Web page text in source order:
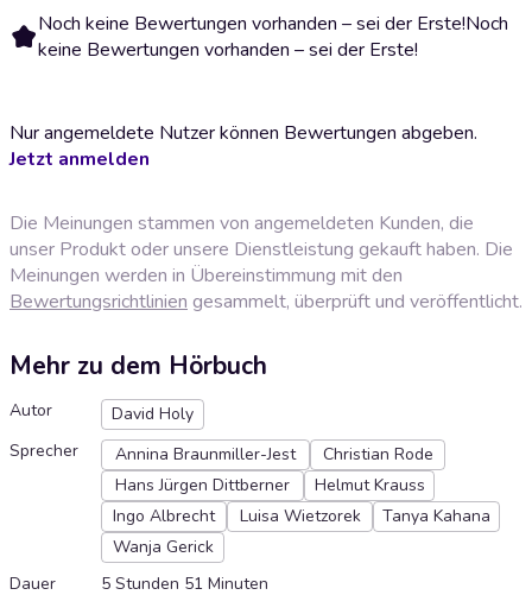
Noch keine Bewertungen vorhanden – sei der Erste!Noch
keine Bewertungen vorhanden – sei der Erste!
Nur angemeldete Nutzer können Bewertungen abgeben.
Jetzt anmelden
Die Meinungen stammen von angemeldeten Kunden, die
unser Produkt oder unsere Dienstleistung gekauft haben. Die
Meinungen werden in Übereinstimmung mit den
Bewertungsrichtlinien gesammelt, überprüft und veröffentlicht.
Mehr zu dem Hörbuch
Autor
David Holy
Sprecher
Annina Braunmiller-Jest
Christian Rode
Hans Jürgen Dittberner
Helmut Krauss
Ingo Albrecht
Luisa Wietzorek
Tanya Kahana
Wanja Gerick
Dauer
5 Stunden 51 Minuten